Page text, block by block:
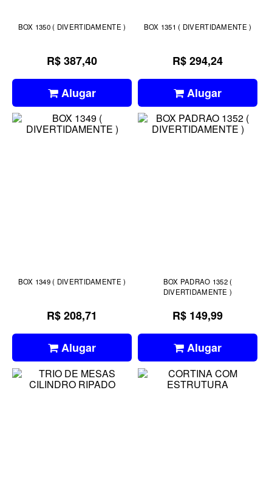
BOX 1350 ( DIVERTIDAMENTE )
R$ 387,40
Alugar
BOX 1351 ( DIVERTIDAMENTE )
R$ 294,24
Alugar
BOX 1349 ( DIVERTIDAMENTE )
R$ 208,71
Alugar
BOX PADRAO 1352 (
DIVERTIDAMENTE )
R$ 149,99
Alugar